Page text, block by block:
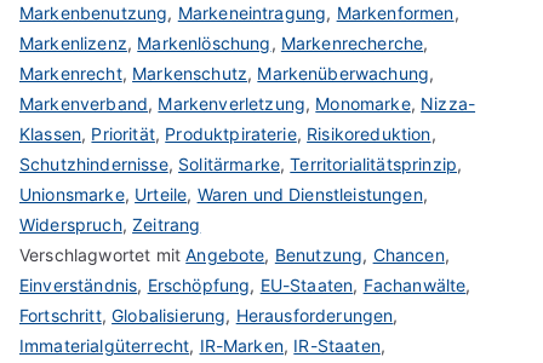
Markenbenutzung, Markeneintragung, Markenformen,
Markenlizenz, Markenlöschung, Markenrecherche,
Markenrecht, Markenschutz, Markenüberwachung,
Markenverband, Markenverletzung, Monomarke, Nizza-
Klassen, Priorität, Produktpiraterie, Risikoreduktion,
Schutzhindernisse, Solitärmarke,Territorialitätsprinzip,
Unionsmarke, Urteile, Waren und Dienstleistungen,
Widerspruch,Zeitrang
Verschlagwortet mitAngebote, Benutzung, Chancen,
Einverständnis, Erschöpfung, EU-Staaten, Fachanwälte,
Fortschritt,Globalisierung, Herausforderungen,
Immaterialgüterrecht, IR-Marken, IR-Staaten,